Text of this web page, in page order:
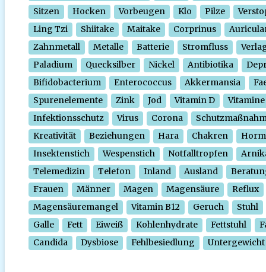
Sitzen
Hocken Vorbeugen Klo Pilze
Ling Tzi
Shiitake Maitake Corprinus
Zahnmetall
Metalle Batterie Stromfluss
Paladium
Quecksilber Nickel Antibiotika
Bifidobacterium
Enterococcus Akkermansia
Spurenelemente
Zink Jod Vitamin D
Vitamine
Infektionsschutz
Virus Corona
Kreativität
Beziehungen Hara Chakren
Insektenstich
Wespenstich Notfalltropfen
Telemedizin
Telefon Inland Ausland
Frauen
Männer Magen Magensäure
Reflux
Magensäuremangel
Vitamin B12 Geruch
Stuhl
Galle
Fett Eiweiß Kohlenhydrate Fettstuhl
Candida
Dysbiose Fehlbesiedlung Untergewicht